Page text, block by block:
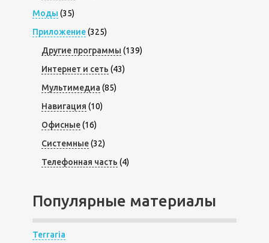
Моды (35)
Приложение(325)
Другие программы (139)
Интернет и сеть (43)
Мультимедиа (85)
Навигация (10)
Офисные(16)
Системные(32)
Телефонная часть (4)
Популярные материалы
Terraria